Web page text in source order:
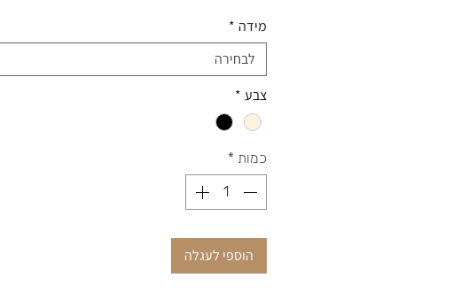
מידה *
לבחירה
צבע *
כמות *
הוספי לעגלה